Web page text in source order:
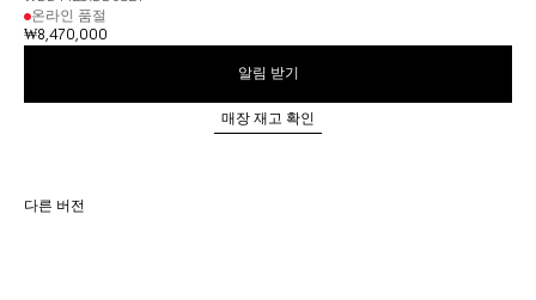
온라인 품절
₩8,470,000
알림 받기
매장 재고 확인
다른 버전